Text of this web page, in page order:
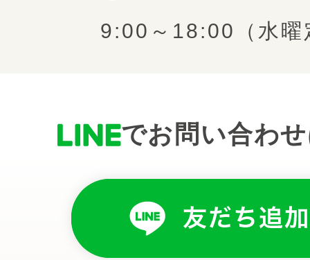
9:00～18:00（水曜
でお問い合わ